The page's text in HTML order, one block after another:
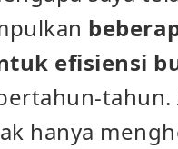
efisiensi
tahun.
hanya